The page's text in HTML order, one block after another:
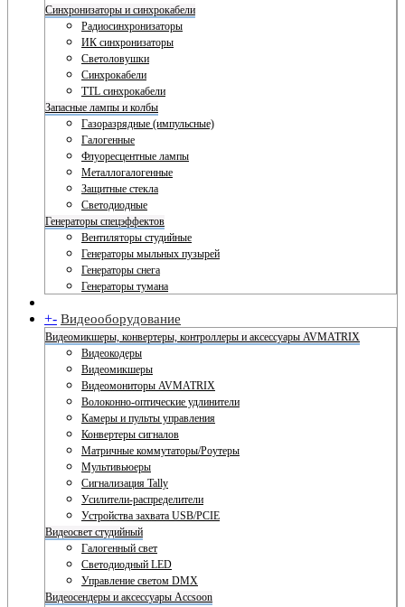
Синхронизаторы и синхрокабели
Радиосинхронизаторы
ИК синхронизаторы
Светоловушки
Синхрокабели
TTL синхрокабели
Запасные лампы и колбы
Газоразрядные (импульсные)
Галогенные
Флуоресцентные лампы
Металлогалогенные
Защитные стекла
Светодиодные
Генераторы спецэффектов
Вентиляторы студийные
Генераторы мыльных пузырей
Генераторы снега
Генераторы тумана
+- Видеооборудование
Видеомикшеры, конвертеры, контроллеры и аксессуары AVMATRIX
Видеокодеры
Видеомикшеры
Видеомониторы AVMATRIX
Волоконно-оптические удлинители
Камеры и пульты управления
Конвертеры сигналов
Матричные коммутаторы/Роутеры
Мультивьюеры
Сигнализация Tally
Усилители-распределители
Устройства захвата USB/PCIE
Видеосвет студийный
Галогенный свет
Светодиодный LED
Управление светом DMX
Видеосендеры и аксессуары Accsoon